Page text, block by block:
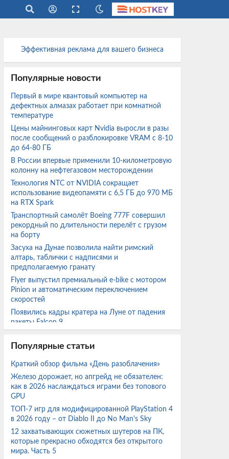
Эффективная реклама для вашего бизнеса
Популярные новости
Первый в мире квантовый компьютер на
дефектных алмазах работает при комнатной
температуре
Цены майнинговых карт Nvidia выросли в разы
после сообщений о разблокировке VRAM с 8-10
до 64-80 ГБ
В России впервые применили 10-километровую
колонну на нефтегазовом месторождении
Технология NTC от NVIDIA сокращает
использование видеопамяти с 6,5 ГБ до 970 МБ
на RTX Spark
Транспортный самолёт Boeing 777F совершил
рекордный по длительности перелёт с грузом
на борту
Засуха на Дунае позволила найти римский
алтарь, таблички с надписями и
предполагаемую гранату
Flyer выпустил премиальный e-bike с мотором
Pinion и автоматическим переключением
скоростей
Появились кадры кратера на Луне от падения
ракеты Falcon 9
газотурбинных авиадвигателей с сердечником
МашТех: Для реализации проекта спутников
«Рассвет-3» необходимы запуски каждые три
недели
Новое устройство от OpenAI с ИИ стоимостью
более $300 долларов будет размером с
хоккейную шайбу
Эстония снова продвигает проект тоннеля под
Финским заливом для соединения Таллинна с
Хельсинки
Популярные статьи
Краткий обзор фильма «День разоблачения»
Железо дорожает, но апгрейд не обязателен:
как в 2026 наслаждаться играми без топового
GPU
ТОП-7 игр для модифицированной PlayStation 4
в 2026 году – от Diablo II до No Man's Sky
12 захватывающих сюжетных шутеров на ПК,
которые прекрасно обходятся без открытого
мира. Часть 5